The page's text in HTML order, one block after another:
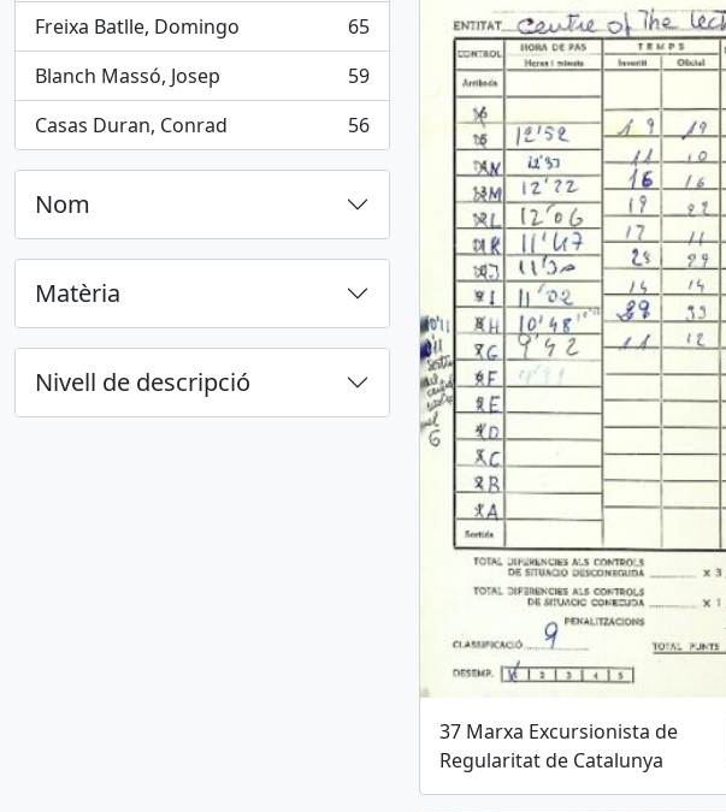
Freixa Batlle, Domingo
, 65 results
65
Blanch Massó, Josep
, 59 results
59
Casas Duran, Conrad
, 56 results 56
Nom
Matèria
Nivell de descripció
37 Marxa Excursionista de
Regularitat de Catalunya